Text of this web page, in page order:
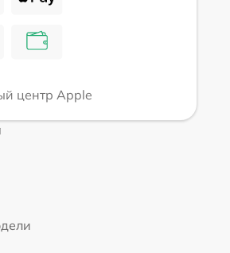
центр Apple